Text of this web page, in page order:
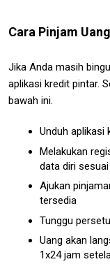
Cara Pinjam
Jika Anda masih
aplikasi kredit pintar.
bawah ini.
Unduh aplikasi
Melakukan
data diri
Ajukan
tersedia
Tunggu
Uang akan
1x24 jam